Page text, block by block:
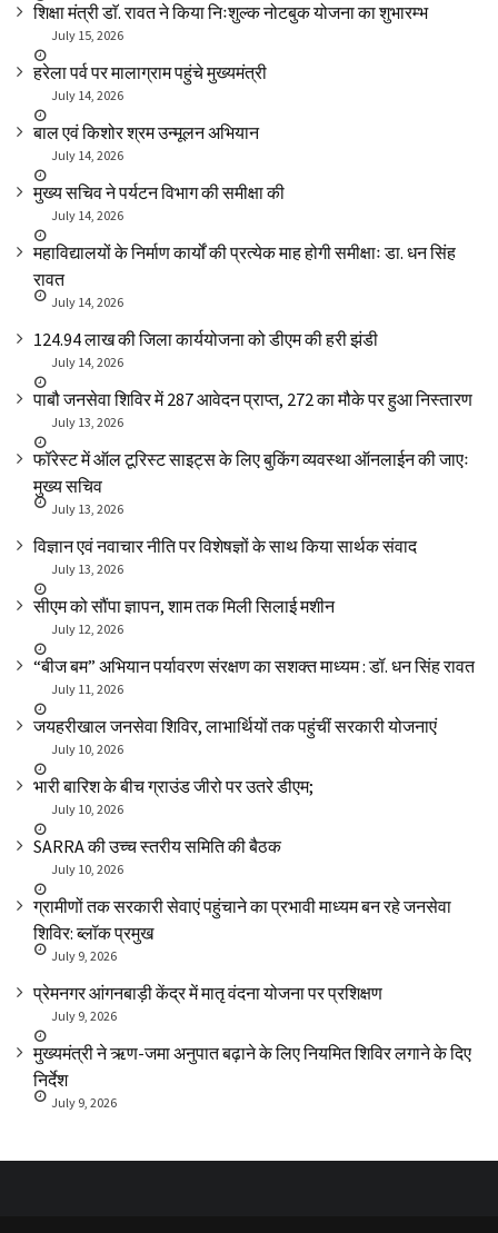
शिक्षा मंत्री डाॅ. रावत ने किया निःशुल्क नोटबुक योजना का शुभारम्भ
July 15, 2026
हरेला पर्व पर मालाग्राम पहुंचे मुख्यमंत्री
July 14, 2026
बाल एवं किशोर श्रम उन्मूलन अभियान
July 14, 2026
मुख्य सचिव ने पर्यटन विभाग की समीक्षा की
July 14, 2026
महाविद्यालयों के निर्माण कार्यों की प्रत्येक माह होगी समीक्षाः डा. धन सिंह
रावत
July 14, 2026
₹124.94 लाख की जिला कार्ययोजना को डीएम की हरी झंडी
July 14, 2026
पाबौ जनसेवा शिविर में 287 आवेदन प्राप्त, 272 का मौके पर हुआ निस्तारण
July 13, 2026
फॉरेस्ट में ऑल टूरिस्ट साइट्स के लिए बुकिंग व्यवस्था ऑनलाईन की जाएः
मुख्य सचिव
July 13, 2026
विज्ञान एवं नवाचार नीति पर विशेषज्ञों के साथ किया सार्थक संवाद
July 13, 2026
सीएम को सौंपा ज्ञापन, शाम तक मिली सिलाई मशीन
July 12, 2026
“बीज बम” अभियान पर्यावरण संरक्षण का सशक्त माध्यम : डॉ. धन सिंह रावत
July 11, 2026
जयहरीखाल जनसेवा शिविर, लाभार्थियों तक पहुंचीं सरकारी योजनाएं
July 10, 2026
भारी बारिश के बीच ग्राउंड जीरो पर उतरे डीएम;
July 10, 2026
SARRA की उच्च स्तरीय समिति की बैठक
July 10, 2026
ग्रामीणों तक सरकारी सेवाएं पहुंचाने का प्रभावी माध्यम बन रहे जनसेवा
शिविर: ब्लॉक प्रमुख
July 9, 2026
प्रेमनगर आंगनबाड़ी केंद्र में मातृ वंदना योजना पर प्रशिक्षण
July 9, 2026
मुख्यमंत्री ने ऋण-जमा अनुपात बढ़ाने के लिए नियमित शिविर लगाने के दिए
निर्देश
July 9, 2026